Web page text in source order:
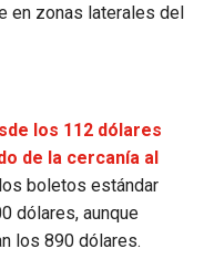
en zonas laterales del
los 112 dólares
de la cercanía al
boletos estándar
dólares, aunque
los 890 dólares.